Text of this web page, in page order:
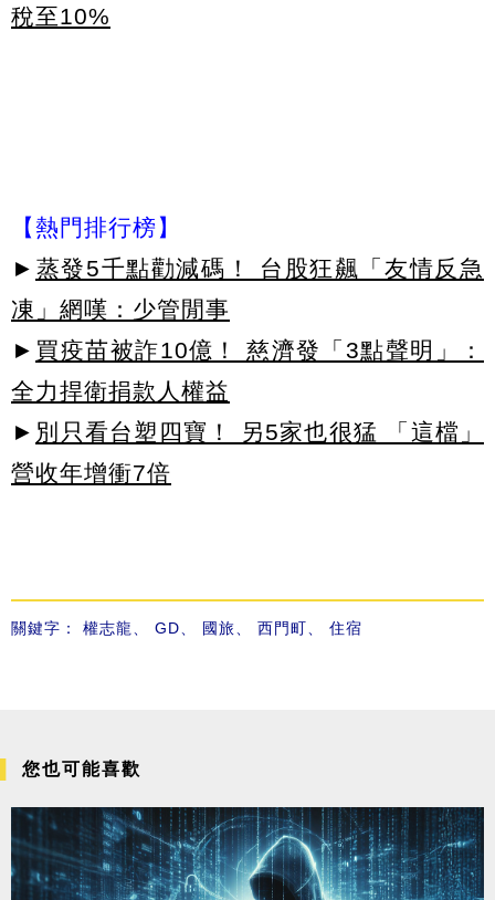
稅至10%
【熱門排行榜】
► 蒸發5千點勸減碼！ 台股狂飆「友情反急
凍」網嘆：少管閒事
► 買疫苗被詐10億！ 慈濟發「3點聲明」：
全力捍衛捐款人權益
► 別只看台塑四寶！ 另5家也很猛 「這檔」
營收年增衝7倍
關鍵字： 權志龍 GD 國旅 西門町 住宿
您也可能喜歡